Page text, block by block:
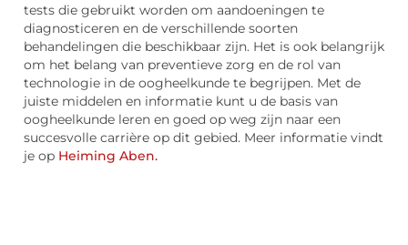
tests die gebruikt worden om aandoeningen te
diagnosticeren en de verschillende soorten
behandelingen die beschikbaar zijn. Het is ook belangrijk
om het belang van preventieve zorg en de rol van
technologie in de oogheelkunde te begrijpen. Met de
juiste middelen en informatie kunt u de basis van
oogheelkunde leren en goed op weg zijn naar een
succesvolle carrière op dit gebied. Meer informatie vindt
je op Heiming Aben.